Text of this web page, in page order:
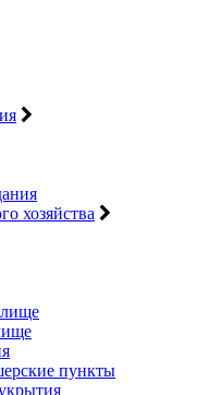
хозяйства
пункты